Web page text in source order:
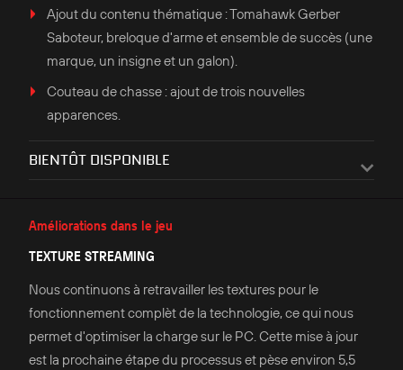
Ajout du contenu thématique : Tomahawk Gerber
Saboteur, breloque d'arme et ensemble de succès (une
marque, un insigne et un galon).
Couteau de chasse : ajout de trois nouvelles
apparences.
BIENTÔT DISPONIBLE
Améliorations dans le jeu
TEXTURE STREAMING
Nous continuons à retravailler les textures pour le
fonctionnement complèt de la technologie, ce qui nous
permet d'optimiser la charge sur le PC. Cette mise à jour
est la prochaine étape du processus et pèse environ 5,5